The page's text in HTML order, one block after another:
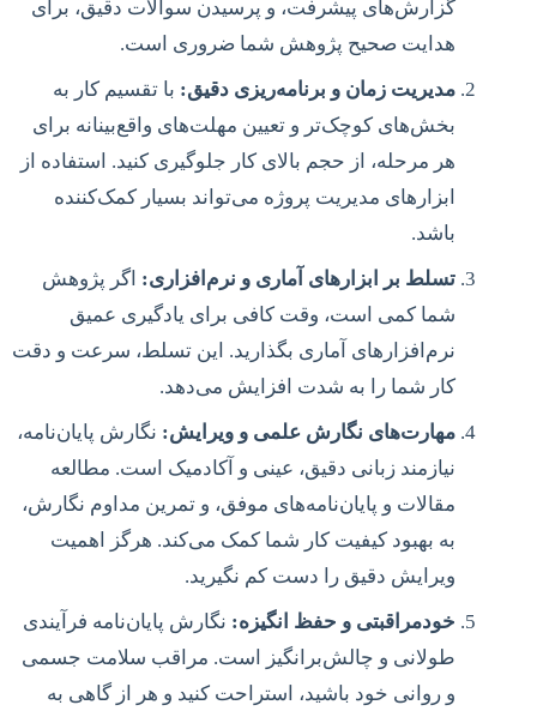
گزارش‌های پیشرفت، و پرسیدن سوالات دقیق، برای
هدایت صحیح پژوهش شما ضروری است.
مدیریت زمان و برنامه‌ریزی دقیق: با تقسیم کار به
بخش‌های کوچک‌تر و تعیین مهلت‌های واقع‌بینانه برای
هر مرحله، از حجم بالای کار جلوگیری کنید. استفاده از
ابزارهای مدیریت پروژه می‌تواند بسیار کمک‌کننده
باشد.
تسلط بر ابزارهای آماری و نرم‌افزاری: اگر پژوهش
شما کمی است، وقت کافی برای یادگیری عمیق
نرم‌افزارهای آماری بگذارید. این تسلط، سرعت و دقت
کار شما را به شدت افزایش می‌دهد.
مهارت‌های نگارش علمی و ویرایش: نگارش پایان‌نامه،
نیازمند زبانی دقیق، عینی و آکادمیک است. مطالعه
مقالات و پایان‌نامه‌های موفق، و تمرین مداوم نگارش،
به بهبود کیفیت کار شما کمک می‌کند. هرگز اهمیت
ویرایش دقیق را دست کم نگیرید.
خودمراقبتی و حفظ انگیزه: نگارش پایان‌نامه فرآیندی
طولانی و چالش‌برانگیز است. مراقب سلامت جسمی
و روانی خود باشید، استراحت کنید و هر از گاهی به